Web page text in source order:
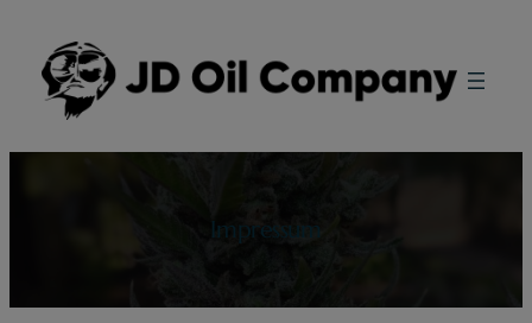
springen
Impressum